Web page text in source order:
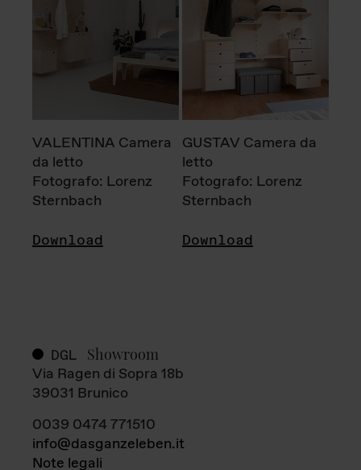
VALENTINA Camera
da letto
Fotografo: Lorenz
Sternbach
Download
GUSTAV Camera da
letto
Fotografo: Lorenz
Sternbach
Download
DGL Showroom
Via Ragen di Sopra 18b
39031 Brunico
0039 0474 771510
info@dasganzeleben.it
Note legali